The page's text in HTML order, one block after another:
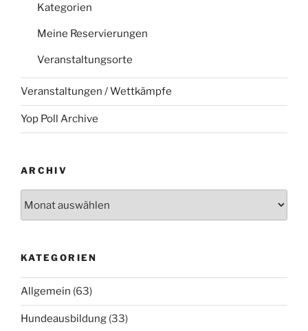
Kategorien
Meine Reservierungen
Veranstaltungsorte
Veranstaltungen / Wettkämpfe
Yop Poll Archive
ARCHIV
KATEGORIEN
Allgemein (63)
Hundeausbildung (33)